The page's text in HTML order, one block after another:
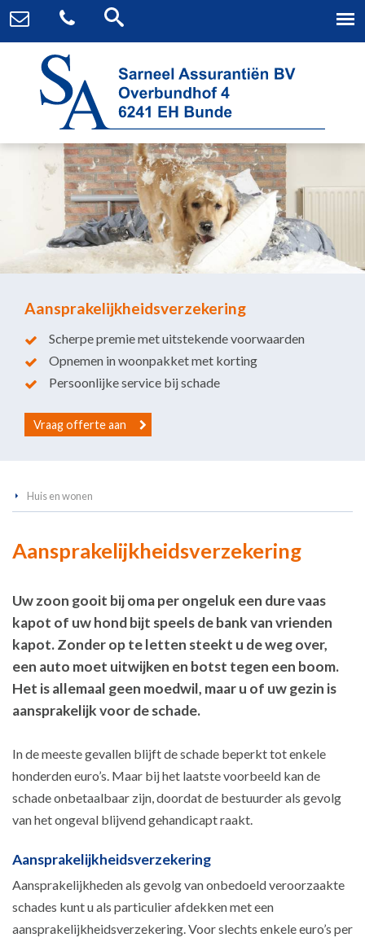
Aansprakelijkheidsverzekering
Scherpe premie met uitstekende voorwaarden
Opnemen in woonpakket met korting
Persoonlijke service bij schade
Vraag offerte aan
Huis en wonen
Aansprakelijkheidsverzekering
Uw zoon gooit bij oma per ongeluk een dure vaas
kapot of uw hond bijt speels de bank van vrienden
kapot. Zonder op te letten steekt u de weg over,
een auto moet uitwijken en botst tegen een boom.
Het is allemaal geen moedwil, maar u of uw gezin is
aansprakelijk voor de schade.
In de meeste gevallen blijft de schade beperkt tot enkele
honderden euro’s. Maar bij het laatste voorbeeld kan de
schade onbetaalbaar zijn, doordat de bestuurder als gevolg
van het ongeval blijvend gehandicapt raakt.
Aansprakelijkheidsverzekering
Aansprakelijkheden als gevolg van onbedoeld veroorzaakte
schades kunt u als particulier afdekken met een
aansprakelijkheidsverzekering. Voor slechts enkele euro’s per